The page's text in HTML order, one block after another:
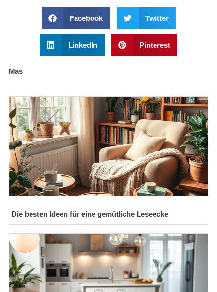
Facebook Twitter
LinkedIn Pinterest
Mas
Die besten Ideen für eine gemütliche Leseecke